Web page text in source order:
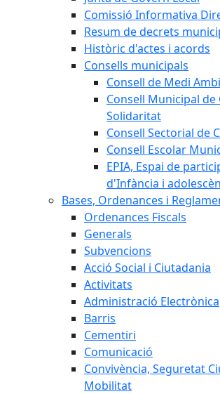
Comissió Informativa
Resum de decrets
Històric d'actes i acords
Consells municipals
Consell de Medi
Consell Municipal de
Solidaritat
Consell Sectorial de
Consell Escolar
EPIA, Espai de
d'Infància i
Bases, Ordenances i
Ordenances Fiscals
Generals
Subvencions
Acció Social i Ciutadania
Activitats
Administració Electrònica
Barris
Cementiri
Comunicació
Convivència, Seguretat
Mobilitat